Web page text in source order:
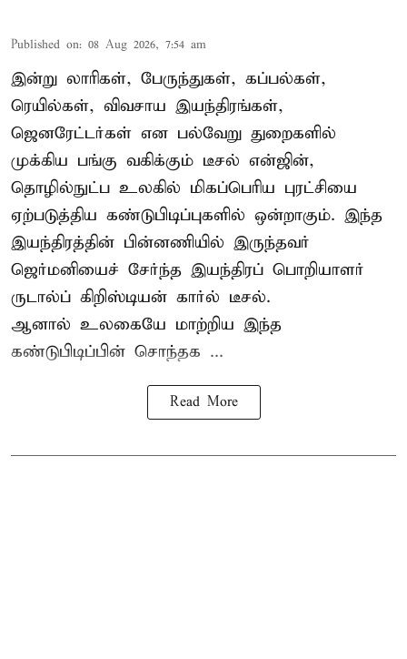
Published on: 08 Aug 2026, 7:54 am
இன்று லாரிகள், பேருந்துகள், கப்பல்கள்,
ரெயில்கள், விவசாய இயந்திரங்கள்,
ஜெனரேட்டர்கள் என பல்வேறு துறைகளில்
முக்கிய பங்கு வகிக்கும் டீசல் என்ஜின்,
தொழில்நுட்ப உலகில் மிகப்பெரிய புரட்சியை
ஏற்படுத்திய கண்டுபிடிப்புகளில் ஒன்றாகும். இந்த
இயந்திரத்தின் பின்னணியில் இருந்தவர்
ஜெர்மனியைச் சேர்ந்த இயந்திரப் பொறியாளர்
ருடால்ப் கிறிஸ்டியன் கார்ல் டீசல்.
ஆனால் உலகையே மாற்றிய இந்த
கண்டுபிடிப்பின் சொந்தக ...
Read More